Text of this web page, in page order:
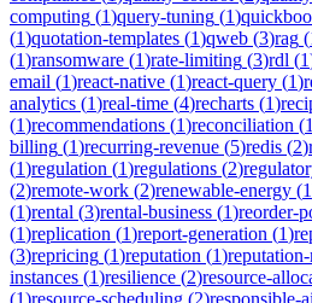
computing (1)query-tuning (1)
(1)quotation-templates (1)qweb (3)rag (
(1)ransomware (1)rate-limiting (3)rdl (1
email (1)react-native (1)react-query (1)
analytics (1)real-time (4)recharts (1)
(1)recommendations (1)reconciliation (1
billing (1)recurring-revenue (5)redis (2)
(1)regulation (1)regulations (2)
(2)remote-work (2)renewable-energy (1
(1)rental (3)rental-business (1)reorder-
(1)replication (1)report-generation (1)
(3)repricing (1)reputation (1)
instances (1)resilience (2)resource-
(1)resource-scheduling (2)responsible-ai